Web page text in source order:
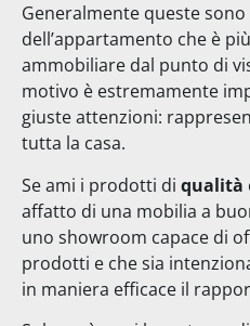
Generalmente queste
dell’appartamento che è
ammobiliare dal punto di
motivo è estremamente
giuste attenzioni:
tutta la casa.
Se ami i prodotti di qualità
affatto di una mobilia a
uno showroom capace di
prodotti e che sia
in maniera efficace il